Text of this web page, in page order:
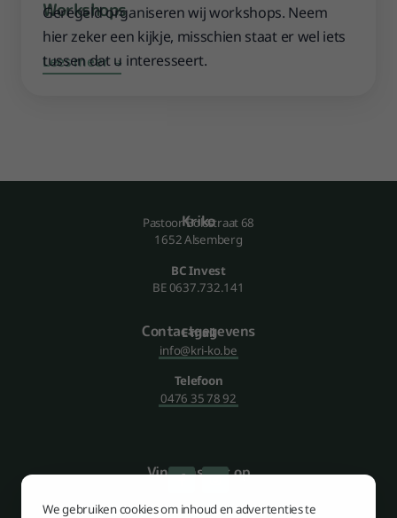
Workshops
Geregeld organiseren wij workshops. Neem
hier zeker een kijkje, misschien staat er wel iets
tussen dat u interesseert.
Lees meer
We gebruiken cookies om inhoud en advertenties te
Kriko
Pastoor Bolsstraat 68
1652 Alsemberg
BC Invest
BE 0637.732.141
Contact­gegevens
E-mail
info@kri-ko.be
Telefoon
0476 35 78 92
Vind ons ook op